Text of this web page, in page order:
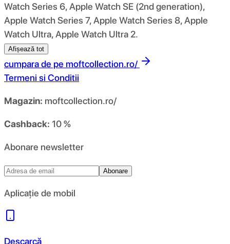
Watch Series 6, Apple Watch SE (2nd generation),
Apple Watch Series 7, Apple Watch Series 8, Apple
Watch Ultra, Apple Watch Ultra 2.
Afișează tot
cumpara de pe moftcollection.ro/
Termeni si Conditii
Magazin: moftcollection.ro/
Cashback: 10 %
Abonare newsletter
Abonare
Aplicație de mobil
Descarcă